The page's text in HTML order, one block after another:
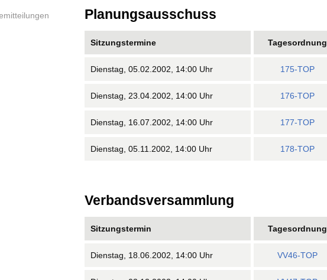
Planungsausschuss
Sitzungstermine Tagesordnung
Dienstag, 05.02.2002, 14:00 Uhr 175-TOP
Dienstag, 23.04.2002, 14:00 Uhr 176-TOP
Dienstag, 16.07.2002, 14:00 Uhr 177-TOP
Dienstag, 05.11.2002, 14:00 Uhr 178-TOP
Verbandsversammlung
Sitzungstermin Tagesordnung
Dienstag, 18.06.2002, 14:00 Uhr VV46-TOP